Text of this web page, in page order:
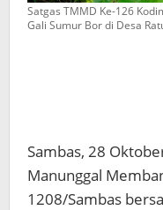
Satgas TMMD Ke-126
Gali Sumur Bor di Desa
Sambas, 28
Manunggal
1208/Sambas